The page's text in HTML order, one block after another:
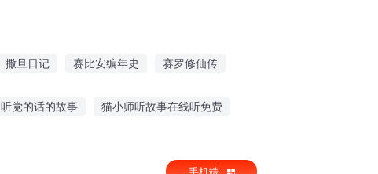
撒旦日记 赛比安编年史 赛罗修仙传
听党的话的故事 猫小师听故事在线听免费